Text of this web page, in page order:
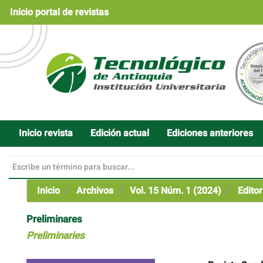
Navegación
principal
Contenido
principal
Barra
lateral
Inicio portal de revistas
Inicio revista Edición actual Ediciones anteriores
Inicio
Archivos Vol. 15 Núm. 1 (2024)
Preliminares
Preliminaries